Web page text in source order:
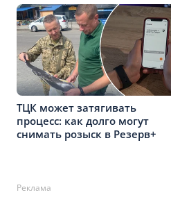
ТЦК может затягивать
процесс: как долго могут
снимать розыск в Резерв+
Реклама